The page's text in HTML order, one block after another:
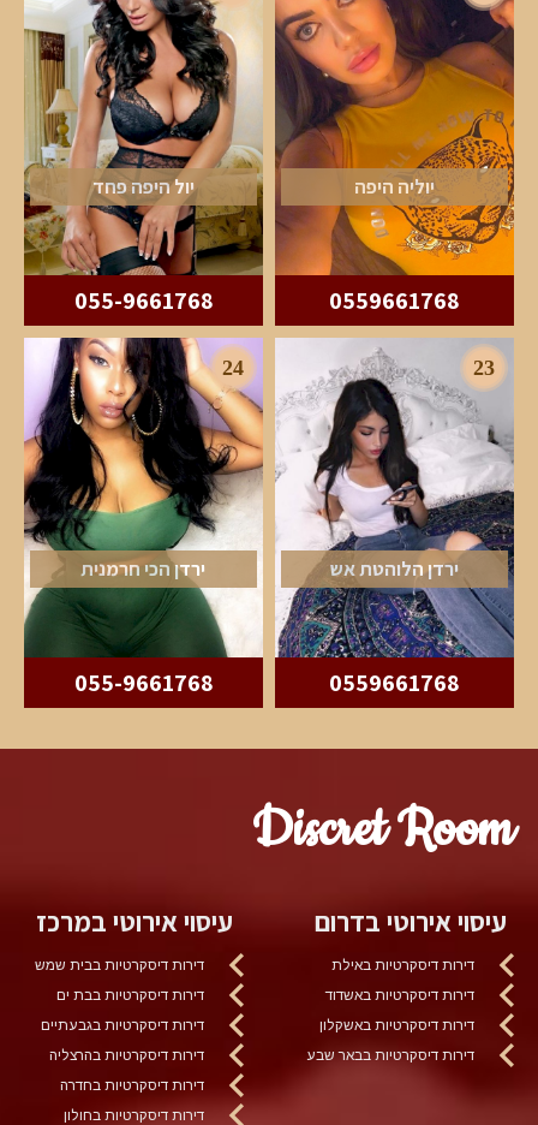
יוליה היפה
0559661768
יול היפה פחד
055-9661768
23
ירדן הלוהטת אש
0559661768
24
ירדן הכי חרמנית
055-9661768
Discret Room
עיסוי אירוטי בדרום
דירות דיסקרטיות באילת
דירות דיסקרטיות באשדוד
דירות דיסקרטיות באשקלון
דירות דיסקרטיות בבאר שבע
עיסוי אירוטי במרכז
דירות דיסקרטיות בבית שמש
דירות דיסקרטיות בבת ים
דירות דיסקרטיות בגבעתיים
דירות דיסקרטיות בהרצליה
דירות דיסקרטיות בחדרה
דירות דיסקרטיות בחולון